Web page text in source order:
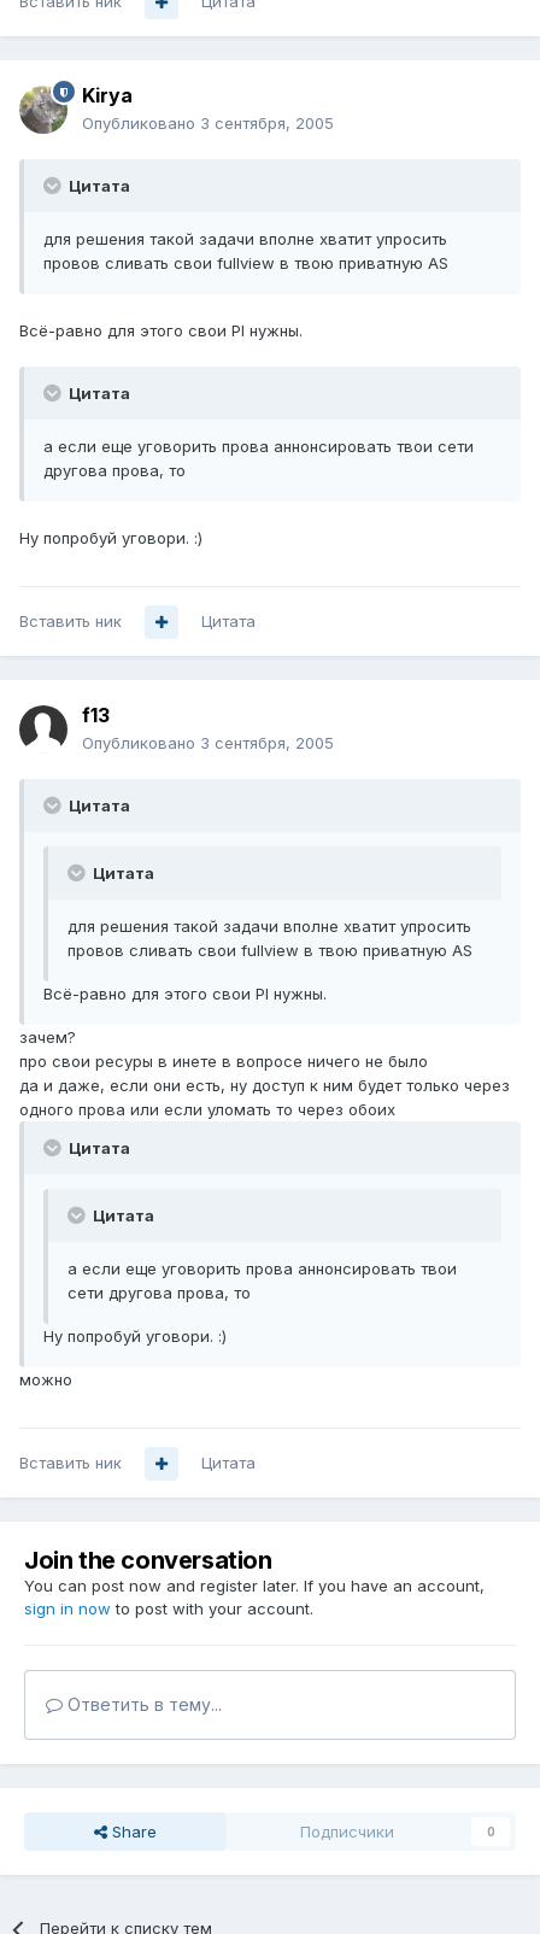
Kirya
Опубликовано 3 сентября, 2005
Цитата
для решения такой задачи вполне хватит упросить
провов сливать свои fullview в твою приватную AS
Всё-равно для этого свои PI нужны.
Цитата
а если еще уговорить прова аннонсировать твои сети
другова прова, то
Ну попробуй уговори. :)
Вставить ник Цитата
f13
Опубликовано 3 сентября, 2005
Цитата
Цитата
для решения такой задачи вполне хватит упросить
провов сливать свои fullview в твою приватную AS
Всё-равно для этого свои PI нужны.
зачем?
про свои ресуры в инете в вопросе ничего не было
да и даже, если они есть, ну доступ к ним будет только через
одного прова или если уломать то через обоих
Цитата
Цитата
а если еще уговорить прова аннонсировать твои
сети другова прова, то
Ну попробуй уговори. :)
можно
Вставить ник Цитата
Join the conversation
You can post now and register later. If you have an account,
sign in now to post with your account.
Ответить в тему...
Share Подписчики 0
Перейти к списку тем